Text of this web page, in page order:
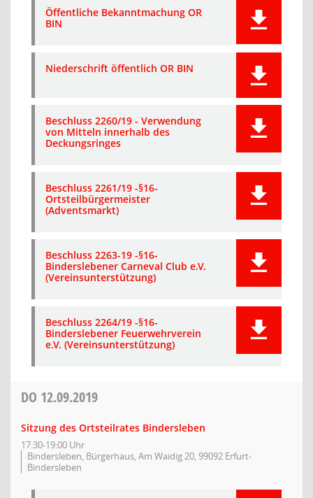
Öffentliche Bekanntmachung OR
BIN
Niederschrift öffentlich OR BIN
Beschluss 2260/19 - Verwendung
von Mitteln innerhalb des
Deckungsringes
Beschluss 2261/19 -§16-
Ortsteilbürgermeister
(Adventsmarkt)
Beschluss 2263-19 -§16-
Binderslebener Carneval Club e.V.
(Vereinsunterstützung)
Beschluss 2264/19 -§16-
Binderslebener Feuerwehrverein
e.V. (Vereinsunterstützung)
DO 12.09.2019
Sitzung des Ortsteilrates Bindersleben
17:30-19:00 Uhr
Bindersleben, Bürgerhaus, Am Waidig 20, 99092 Erfurt-
Bindersleben